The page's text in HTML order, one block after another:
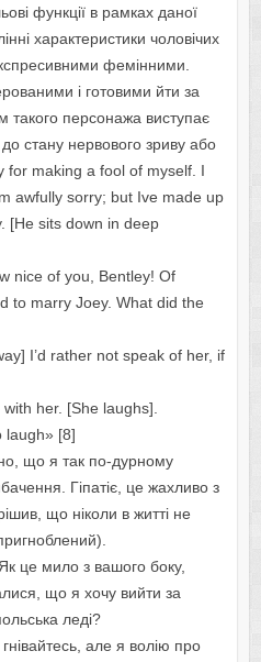
функції в рамках даної
характеристики чоловічих
фемінними.
і готовими йти за
персонажа виступає
стану нервового зриву або
for making a fool of myself. I
awfully sorry; but Ive made up
[He sits down in deep
nice of you, Bentley! Of
to marry Joey. What did the
I’d rather not speak of her, if
her. [She laughs].
laugh» [8]
що я так по-дурному
Гіпатіє, це жахливо з
що ніколи в житті не
Як це мило з вашого боку,
що я хочу вийти за
леді?
але я волію про